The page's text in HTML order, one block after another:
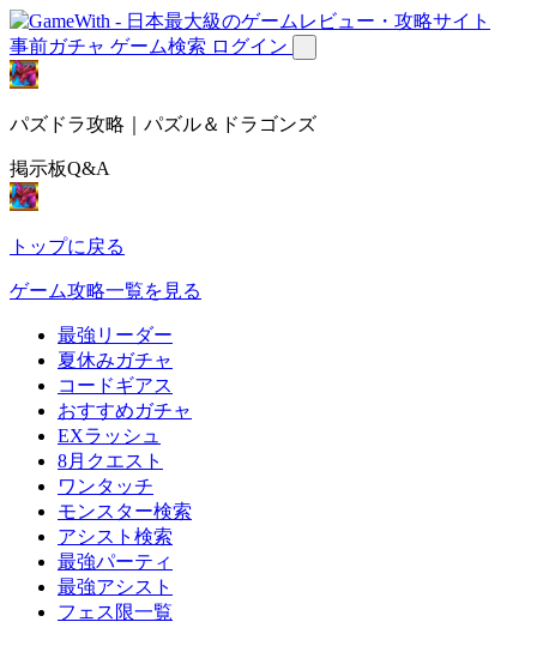
事前ガチャ ゲーム検索 ログイン
パズドラ攻略｜パズル＆ドラゴンズ
掲示板Q&A
トップに戻る
ゲーム攻略一覧を見る
最強リーダー
夏休みガチャ
コードギアス
おすすめガチャ
EXラッシュ
8月クエスト
ワンタッチ
モンスター検索
アシスト検索
最強パーティ
最強アシスト
フェス限一覧